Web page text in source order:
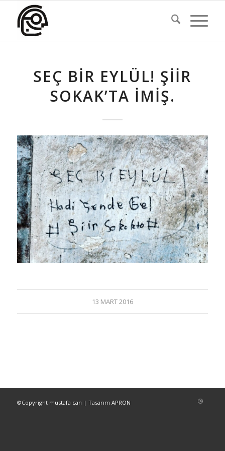
SEÇ BIR EYLÜL! ŞIIR
SOKAK’TA IMIŞ.
13 MART 2016
©Copyright mustafa can | Tasarım APRON